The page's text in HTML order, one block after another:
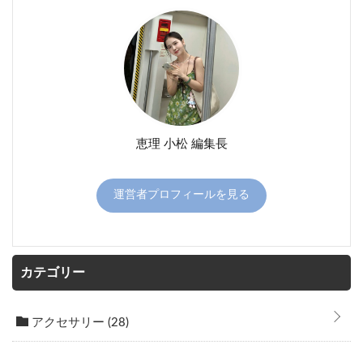
恵理 小松 編集長
運営者プロフィールを見る
カテゴリー
アクセサリー (28)